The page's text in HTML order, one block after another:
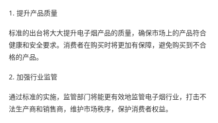
1. 提升产品质量
标准的出台将大大提升电子烟产品的质量，确保市场上的产品符合
健康和安全要求。消费者在购买时将更加有保障，避免购买到不合
格的产品。
2. 加强行业监管
通过标准的实施，监管部门将能更有效地监管电子烟行业，打击不
法生产商和销售商，维护市场秩序，保护消费者权益。